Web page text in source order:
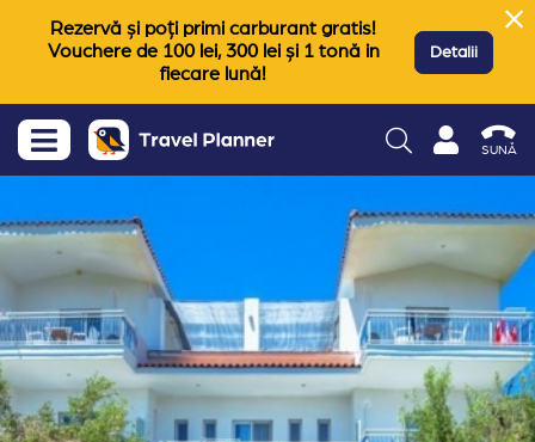
Rezervă și poți primi carburant gratis!
Vouchere de 100 lei, 300 lei și 1 tonă in
fiecare lună!
Detalii
SUNĂ